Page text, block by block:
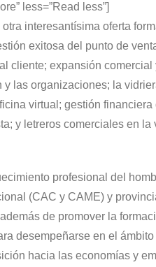
less=”Read less”]
interesantísima oferta
exitosa del punto de
cliente; expansión comercial
las organizaciones; la
virtual; gestión
y letreros comerciales en
profesional del
(CAC y CAME) y
de promover la
desempeñarse en el
hacia las economías y